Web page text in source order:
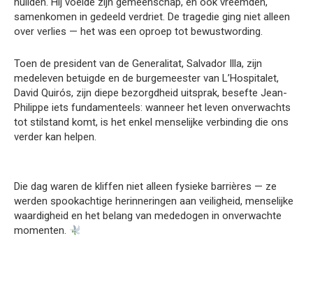
samenkomen in gedeeld verdriet. De tragedie ging niet alleen
over verlies — het was een oproep tot bewustwording.
Toen de president van de Generalitat, Salvador Illa, zijn
medeleven betuigde en de burgemeester van L’Hospitalet,
David Quirós, zijn diepe bezorgdheid uitsprak, besefte Jean-
Philippe iets fundamenteels: wanneer het leven onverwachts
tot stilstand komt, is het enkel menselijke verbinding die ons
verder kan helpen.
Die dag waren de kliffen niet alleen fysieke barrières — ze
werden spookachtige herinneringen aan veiligheid, menselijke
waardigheid en het belang van mededogen in onverwachte
momenten.